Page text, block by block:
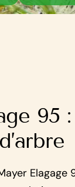
95 :
Elagage